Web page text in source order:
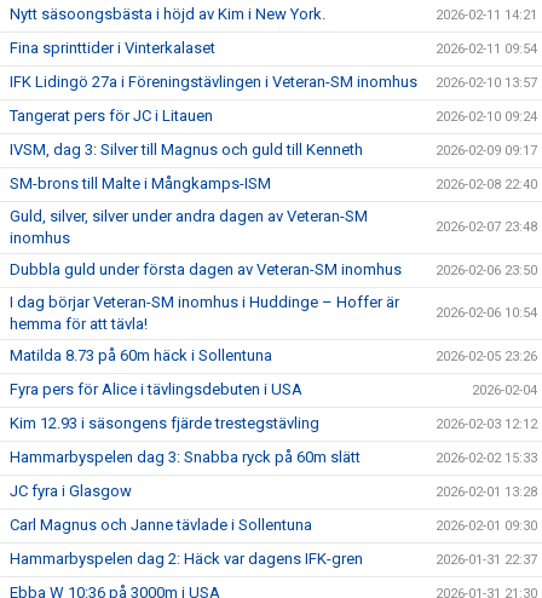
Nytt säsoongsbästa i höjd av Kim i New York. 2026-02-11 14:21
Fina sprinttider i Vinterkalaset 2026-02-11 09:54
IFK Lidingö 27a i Föreningstävlingen i Veteran-SM inomhus 2026-02-10 13:57
Tangerat pers för JC i Litauen 2026-02-10 09:24
IVSM, dag 3: Silver till Magnus och guld till Kenneth 2026-02-09 09:17
SM-brons till Malte i Mångkamps-ISM 2026-02-08 22:40
Guld, silver, silver under andra dagen av Veteran-SM
inomhus
2026-02-07 23:48
Dubbla guld under första dagen av Veteran-SM inomhus 2026-02-06 23:50
I dag börjar Veteran-SM inomhus i Huddinge – Hoffer är
hemma för att tävla!
2026-02-06 10:54
Matilda 8.73 på 60m häck i Sollentuna 2026-02-05 23:26
Fyra pers för Alice i tävlingsdebuten i USA 2026-02-04
Kim 12.93 i säsongens fjärde trestegstävling 2026-02-03 12:12
Hammarbyspelen dag 3: Snabba ryck på 60m slätt 2026-02-02 15:33
JC fyra i Glasgow 2026-02-01 13:28
Carl Magnus och Janne tävlade i Sollentuna 2026-02-01 09:30
Hammarbyspelen dag 2: Häck var dagens IFK-gren 2026-01-31 22:37
Ebba W 10:36 på 3000m i USA 2026-01-31 21:30